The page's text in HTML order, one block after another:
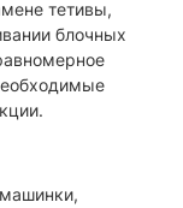
тетивы,
блочных
машинки,